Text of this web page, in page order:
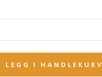
LEGG I HANDLEKURV